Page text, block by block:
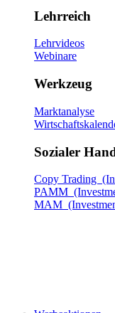
Lehrreich
Lehrvideos
Webinare
Werkzeug
Marktanalyse
Sozialer
Copy Trading
PAMM
MAM